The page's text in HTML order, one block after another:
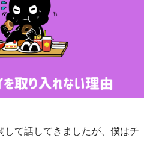
して話してきましたが、僕はチ